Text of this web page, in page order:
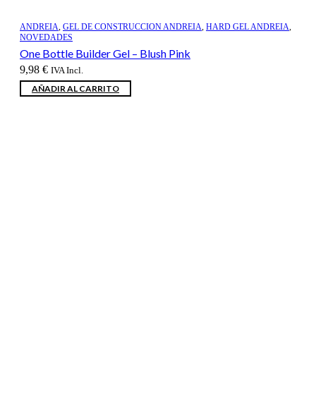
ANDREIA, GEL DE CONSTRUCCION ANDREIA, HARD GEL ANDREIA,
NOVEDADES
One Bottle Builder Gel – Blush Pink
9,98 € IVA Incl.
AÑADIR AL CARRITO